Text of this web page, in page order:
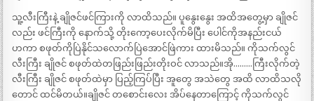
သူ့လီးကြီးနဲ့ ချိုဇင်ဖင်ကြားကို လာထိသည်။ ပူနွေးနွေး အထိအတွေ့မှာ ချိုဇင်
လည်း ဖင်ကြီးကို နောက်သို့ တိုးကော့ပေးလိုက်မိပြီး ပေါင်ကိုအနည်းငယ်
ဟကာ စဖုတ်ကိုပြဲနိုင်သလောက်ပြဲအောင်ဖြဲကား ထားမိသည်။ ကိုသက်လွင်
လီးကြီး ချိုဇင် စဖုတ်ထဲတဖြည်းဖြည်းတိုးဝင် လာသည်။အို………ကြီးလိုက်တဲ့
လီးကြီး ချိုဇင် စဖုတ်ထဲမှာ ပြည့်ကြပ်ပြီး အူတွေ အသဲတွေ အထိ လာထိသလို
တောင် ထင်မိတယ်။ချိုဇင် တစောင်းလေး အိပ်နေတာကြောင့် ကိုသက်လွင်